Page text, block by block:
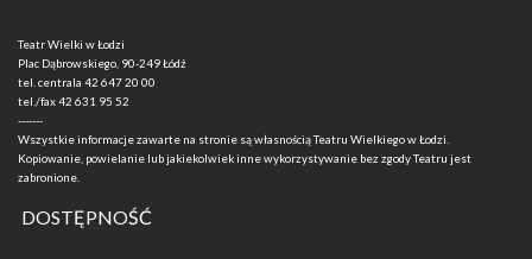
Teatr Wielki w Łodzi
Plac Dąbrowskiego, 90-249 Łódź
tel. centrala 42 647 20 00
tel./fax42 631 95 52
-------
Wszystkie informacje zawarte na stronie są własnością Teatru Wielkiego w Łodzi.
Kopiowanie, powielanie lub jakiekolwiek inne wykorzystywanie bez zgody Teatru jest
zabronione.
DOSTĘPNOŚĆ